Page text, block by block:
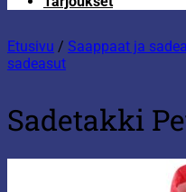
Etusivu / Saappaat ja
sadeasut
Sadetakki